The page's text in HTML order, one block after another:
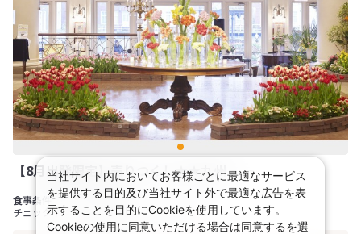
【8月出発限定】売りつくし★★九州 －
食事なし
チェックイン 15:00 チェックアウト 11:00
当社サイト内においてお客様ごとに最適なサービス
を提供する目的及び当社サイト外で最適な広告を表
示することを目的にCookieを使用しています。
Cookieの使用に同意いただける場合は同意するを選